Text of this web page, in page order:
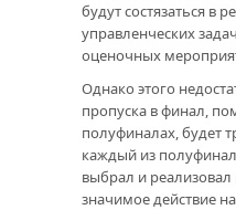
будут состязаться в
управленческих
оценочных
Однако этого
пропуска в финал,
полуфиналах, будет
каждый из
выбрал и реализовал
значимое действие